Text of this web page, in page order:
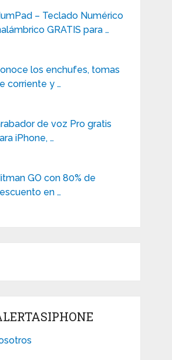
– Teclado Numérico
GRATIS para …
los enchufes, tomas
corriente y …
de voz Pro gratis
iPhone, …
GO con 80% de
en …